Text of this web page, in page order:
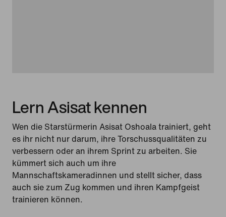
Lern Asisat kennen
Wen die Starstürmerin Asisat Oshoala trainiert, geht
es ihr nicht nur darum, ihre Torschussqualitäten zu
verbessern oder an ihrem Sprint zu arbeiten. Sie
kümmert sich auch um ihre
Mannschaftskameradinnen und stellt sicher, dass
auch sie zum Zug kommen und ihren Kampfgeist
trainieren können.